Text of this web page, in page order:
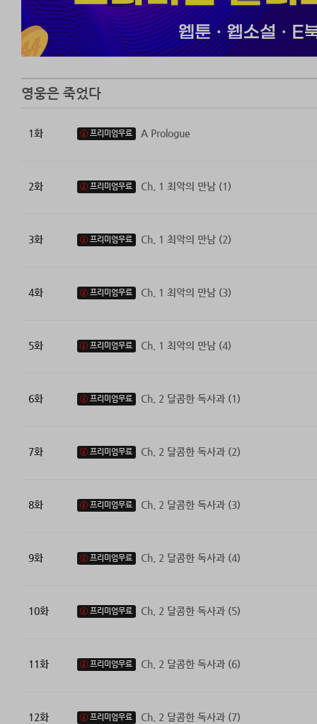
영웅은 죽었다
1화 프리미엄무료 A Prologue
2화 프리미엄무료 Ch. 1 최악의 만남 (1)
3화 프리미엄무료 Ch. 1 최악의 만남 (2)
4화 프리미엄무료 Ch. 1 최악의 만남 (3)
5화 프리미엄무료 Ch. 1 최악의 만남 (4)
6화 프리미엄무료 Ch. 2 달콤한 독사과 (1)
7화 프리미엄무료 Ch. 2 달콤한 독사과 (2)
8화 프리미엄무료 Ch. 2 달콤한 독사과 (3)
9화 프리미엄무료 Ch. 2 달콤한 독사과 (4)
10화 프리미엄무료 Ch. 2 달콤한 독사과 (5)
11화 프리미엄무료 Ch. 2 달콤한 독사과 (6)
12화 프리미엄무료 Ch. 2 달콤한 독사과 (7)